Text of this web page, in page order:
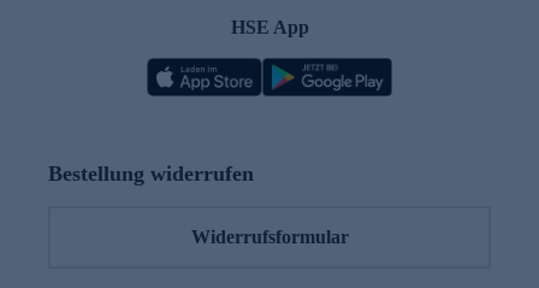
HSE App
Bestellung widerrufen
Widerrufsformular